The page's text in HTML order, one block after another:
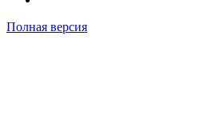
Полная версия